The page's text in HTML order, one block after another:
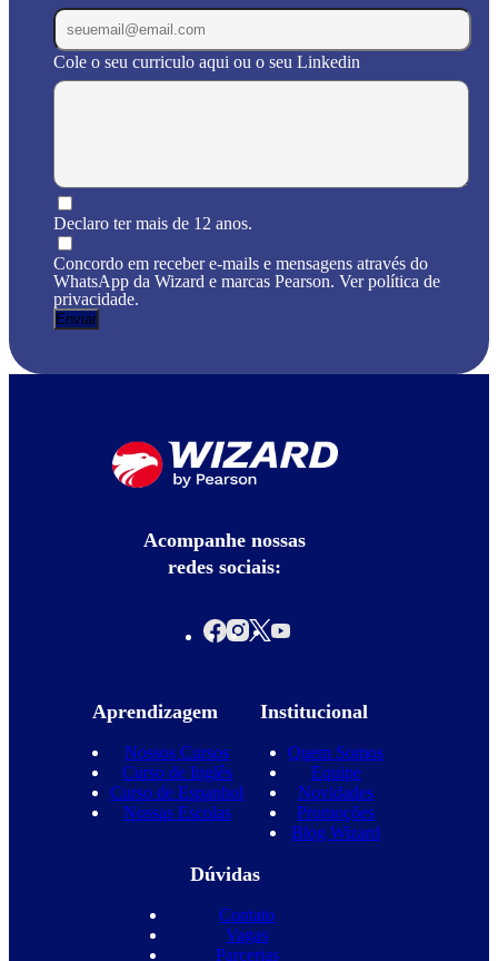
Cole o seu curriculo aqui ou o seu Linkedin
Declaro ter mais de 12 anos.
Concordo em receber e-mails e mensagens através do
WhatsApp da Wizard e marcas Pearson. Ver política de
privacidade.
Acompanhe nossas
redes sociais:
Aprendizagem
Nossos Cursos
Curso de Inglês
Curso de Espanhol
Nossas Escolas
Institucional
Quem Somos
Equipe
Novidades
Promoções
Blog Wizard
Dúvidas
Contato
Vagas
Parcerias